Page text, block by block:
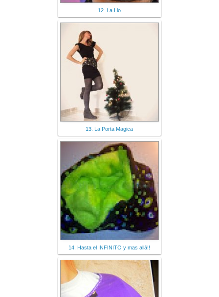
12. La Lio
13. La Porta Magica
14. Hasta el INFINITO y mas allá!!